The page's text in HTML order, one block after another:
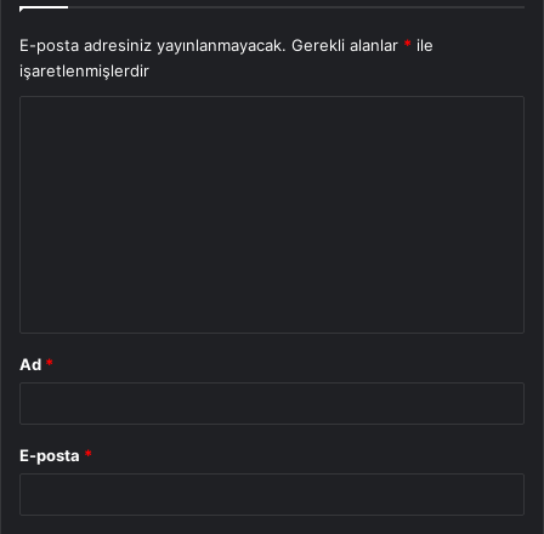
E-posta adresiniz yayınlanmayacak. Gerekli alanlar * ile
işaretlenmişlerdir
Ad *
E-posta *